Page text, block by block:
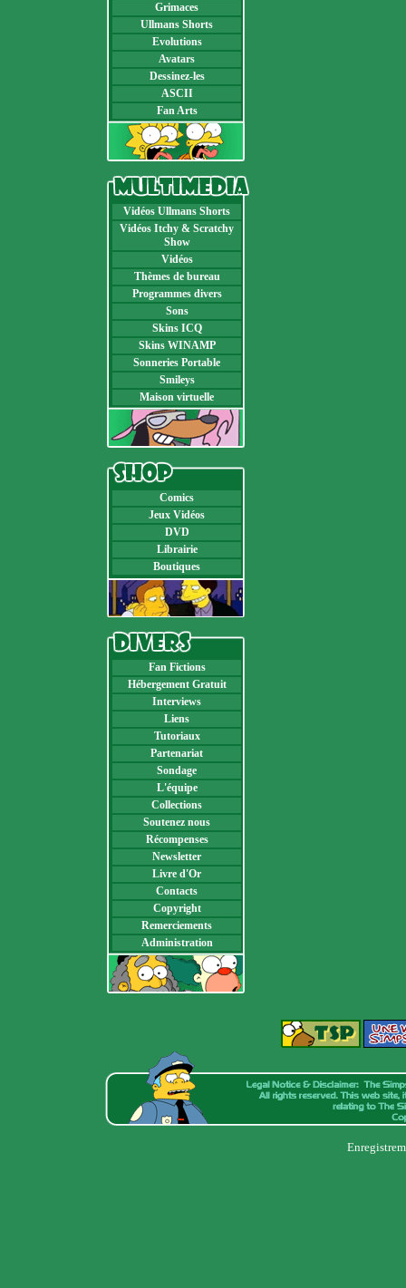
Grimaces
Ullmans Shorts
Evolutions
Avatars
Dessinez-les
ASCII
Fan Arts
Vidéos Ullmans Shorts
Vidéos Itchy & Scratchy
Show
Vidéos
Thèmes de bureau
Programmes divers
Sons
Skins ICQ
Skins WINAMP
Sonneries Portable
Smileys
Maison virtuelle
Comics
Jeux Vidéos
DVD
Librairie
Boutiques
Fan Fictions
Hébergement Gratuit
Interviews
Liens
Tutoriaux
Partenariat
Sondage
L'équipe
Collections
Soutenez nous
Récompenses
Newsletter
Livre d'Or
Contacts
Copyright
Remerciements
Administration